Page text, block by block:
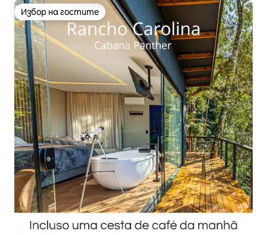
Избор на гостите
Избор на гостите